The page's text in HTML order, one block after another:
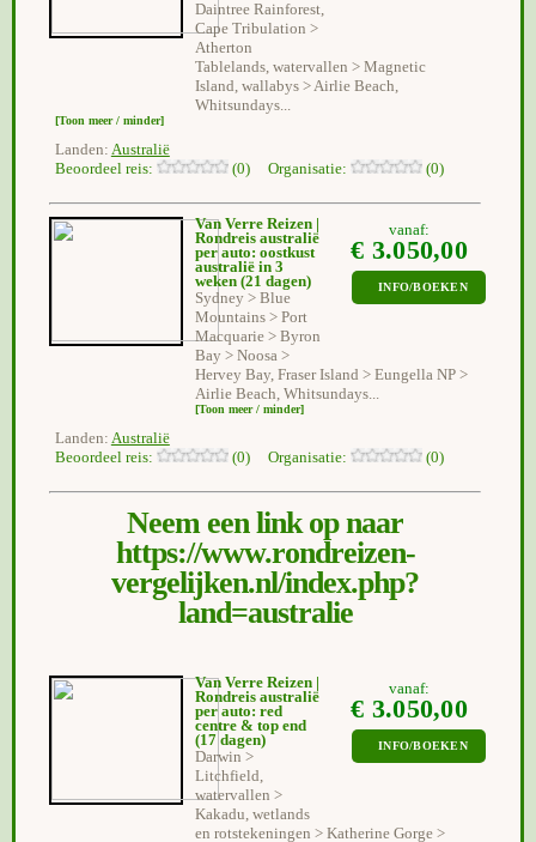
Daintree Rainforest,
Cape Tribulation >
Atherton
Tablelands, watervallen > Magnetic
Island, wallabys > Airlie Beach,
Whitsundays...
[Toon meer / minder]
Landen: Australië
Beoordeel reis:
(0) Organisatie: (0)
vanaf:
€ 3.050,00
INFO/BOEKEN
Van Verre Reizen |
Rondreis australië
per auto: oostkust
australië in 3
weken (21 dagen)
Sydney > Blue
Mountains > Port
Macquarie > Byron
Bay > Noosa >
Hervey Bay, Fraser Island > Eungella NP >
Airlie Beach, Whitsundays...
[Toon meer / minder]
Landen: Australië
Beoordeel reis:
(0) Organisatie: (0)
Neem een link op naar
https://www.rondreizen-
vergelijken.nl/index.php?
land=australie
vanaf:
€ 3.050,00
INFO/BOEKEN
Van Verre Reizen |
Rondreis australië
per auto: red
centre & top end
(17 dagen)
Darwin >
Litchfield,
watervallen >
Kakadu, wetlands
en rotstekeningen > Katherine Gorge >